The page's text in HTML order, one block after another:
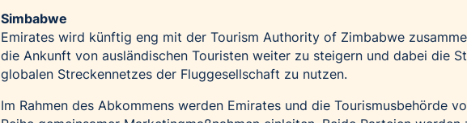
Simbabwe
Emirates wird künftig eng mit der Tourism Authority of Zimbabwe
die Ankunft von ausländischen Touristen weiter zu steigern und dabei die
globalen Streckennetzes der Fluggesellschaft zu nutzen.
Im Rahmen des Abkommens werden Emirates und die Tourismusbehörde